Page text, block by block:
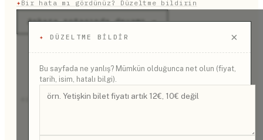
✦Bir hata mı gördünüz? Düzeltme bildirin
✦ DÜZELTME BILDIR ×
Bu sayfada ne yanlış? Mümkün olduğunca net olun (fiyat,
tarih, isim, hatalı bilgi).
Ankara rotasında devamı →
REKLAM